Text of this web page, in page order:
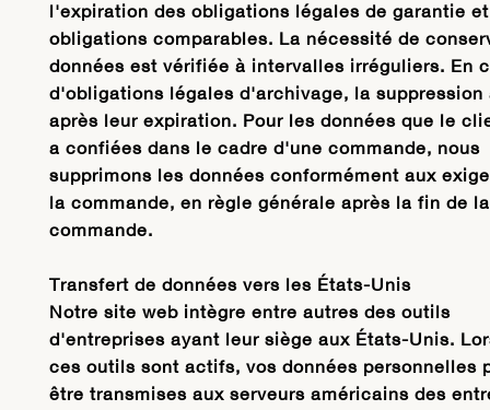
l'expiration des obligations légales de garantie
obligations comparables. La nécessité de
données est vérifiée à intervalles irréguliers. En
d'obligations légales d'archivage, la suppression
après leur expiration. Pour les données que le
a confiées dans le cadre d'une commande, nous
supprimons les données conformément aux
la commande, en règle générale après la fin de la
commande.
Transfert de données vers les États-Unis
Notre site web intègre entre autres des outils
d'entreprises ayant leur siège aux États-Unis.
ces outils sont actifs, vos données personnelles
être transmises aux serveurs américains des